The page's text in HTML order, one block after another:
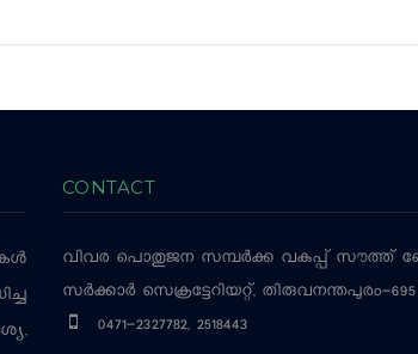
CONTACT
വിവര പൊതുജന സമ്പര്‍ക്ക വകുപ്പ് സൗത്ത്
സര്‍ക്കാര്‍ സെക്രട്ടേറിയറ്റ്, തിരുവനന്തപുരം-695
0471-2327782, 2518443